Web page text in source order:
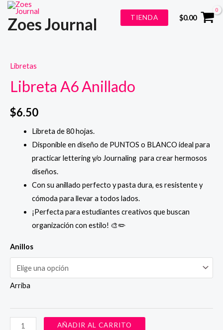
contenido
Zoes Journal TIENDA $0.00
Libretas
Libreta A6 Anillado
$6.50
Libreta de 80 hojas.
Disponible en diseño de PUNTOS o BLANCO ideal para
practicar lettering y/o Journaling para crear hermosos
diseños.
Con su anillado perfecto y pasta dura, es resistente y
cómoda para llevar a todos lados.
¡Perfecta para estudiantes creativos que buscan
organización con estilo! 🎨✏️
Anillos
Arriba
Libreta
AÑADIR AL CARRITO